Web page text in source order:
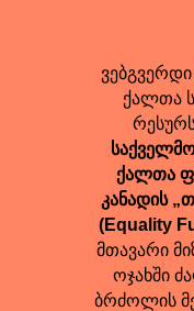
ქალთა
ქალთა
კანადის
(Equality
მთავარი
ოჯახში
ბრძოლის